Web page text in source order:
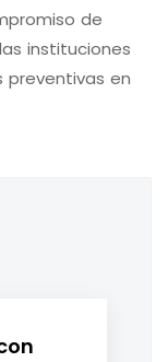
de
instituciones
en